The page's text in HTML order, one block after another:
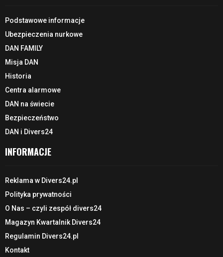
Podstawowe informacje
Ubezpieczenia nurkowe
DAN FAMILY
Misja DAN
Historia
Centra alarmowe
DAN na świecie
Bezpieczeństwo
DAN i Divers24
INFORMACJE
Reklama w Divers24.pl
Polityka prywatności
O Nas – czyli zespół divers24
Magazyn Kwartalnik Divers24
Regulamin Divers24.pl
Kontakt